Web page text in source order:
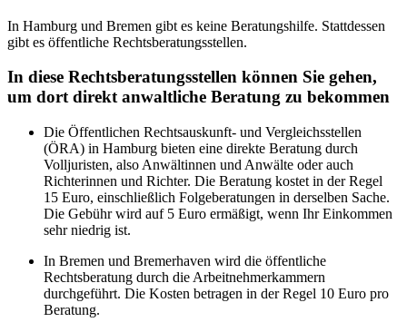
In Hamburg und Bremen gibt es keine Beratungshilfe. Stattdessen
gibt es öffentliche Rechtsberatungsstellen.
In diese Rechtsberatungsstellen können Sie gehen,
um dort direkt anwaltliche Beratung zu bekommen
Die Öffentlichen Rechtsauskunft- und Vergleichsstellen
(ÖRA) in Hamburg bieten eine direkte Beratung durch
Volljuristen, also Anwältinnen und Anwälte oder auch
Richterinnen und Richter. Die Beratung kostet in der Regel
15 Euro, einschließlich Folgeberatungen in derselben Sache.
Die Gebühr wird auf 5 Euro ermäßigt, wenn Ihr Einkommen
sehr niedrig ist.
In Bremen und Bremerhaven wird die öffentliche
Rechtsberatung durch die Arbeitnehmerkammern
durchgeführt. Die Kosten betragen in der Regel 10 Euro pro
Beratung.